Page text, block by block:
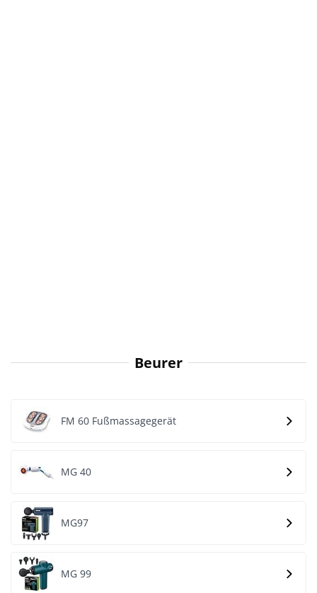
Beurer
FM 60 Fußmassagegerät
MG 40
MG97
MG 99